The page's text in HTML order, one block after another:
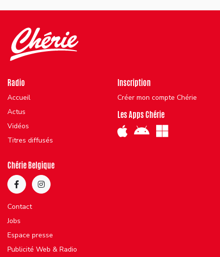
Radio
Accueil
Actus
Vidéos
Titres diffusés
Inscription
Créer mon compte Chérie
Les Apps Chérie
Chérie Belgique
Contact
Jobs
Espace presse
Publicité Web & Radio